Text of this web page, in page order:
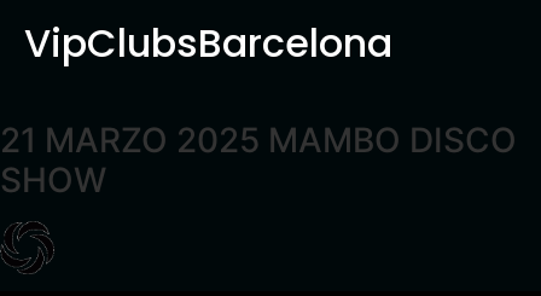
VipClubsBarcelona
21 MARZO 2025 MAMBO DISCO
SHOW